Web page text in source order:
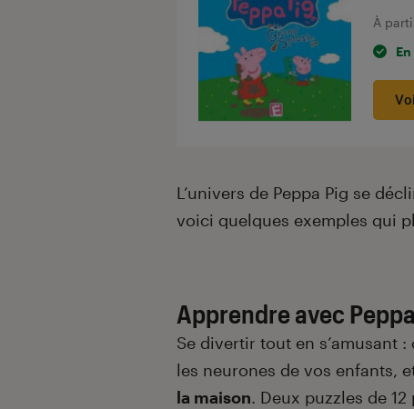
À
L’univers de Peppa Pig se
voici quelques exemples qui
Apprendre avec
Se divertir tout en s’amusant
les neurones de vos enfants,
la maison. Deux puzzles de